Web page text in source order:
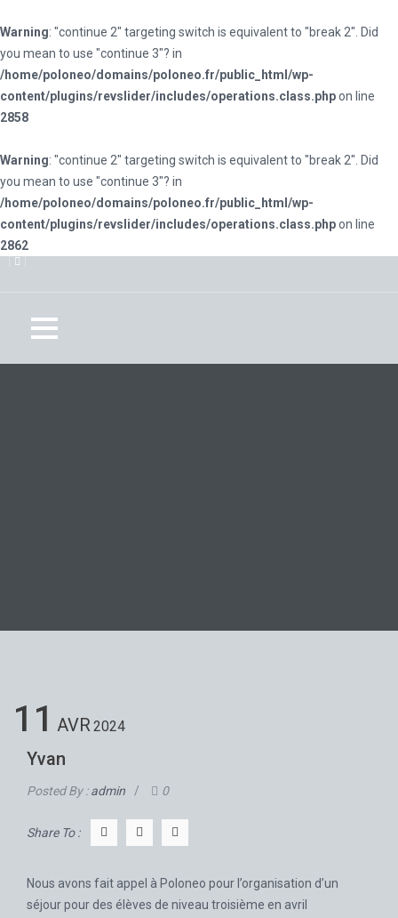
Warning: "continue 2" targeting switch is equivalent to "break 2". Did
you mean to use "continue 3"? in
/home/poloneo/domains/poloneo.fr/public_html/wp-
content/plugins/revslider/includes/operations.class.phpon line
2858
Warning: "continue 2" targeting switch is equivalent to "break 2". Did
you mean to use "continue 3"? in
/home/poloneo/domains/poloneo.fr/public_html/wp-
content/plugins/revslider/includes/operations.class.phpon line
2862
11 AVR2024
Yvan
Posted By :admin / 0
Share To :
Nous avons fait appel à Poloneo pour l’organisation d’un
séjour pour des élèves de niveau troisième en avril